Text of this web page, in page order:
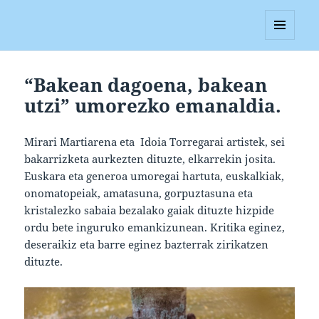
“Bakean dagoena, bakean
utzi” umorezko emanaldia.
Mirari Martiarena eta Idoia Torregarai artistek, sei
bakarrizketa aurkezten dituzte, elkarrekin josita.
Euskara eta generoa umoregai hartuta, euskalkiak,
onomatopeiak, amatasuna, gorpuztasuna eta
kristalezko sabaia bezalako gaiak dituzte hizpide
ordu bete inguruko emankizunean. Kritika eginez,
deseraikiz eta barre eginez bazterrak zirikatzen
dituzte.